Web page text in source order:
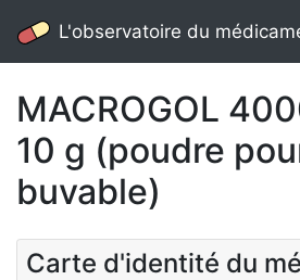
L'observatoire du
MACROGOL
10 g (poudre
buvable)
Carte d'identité du